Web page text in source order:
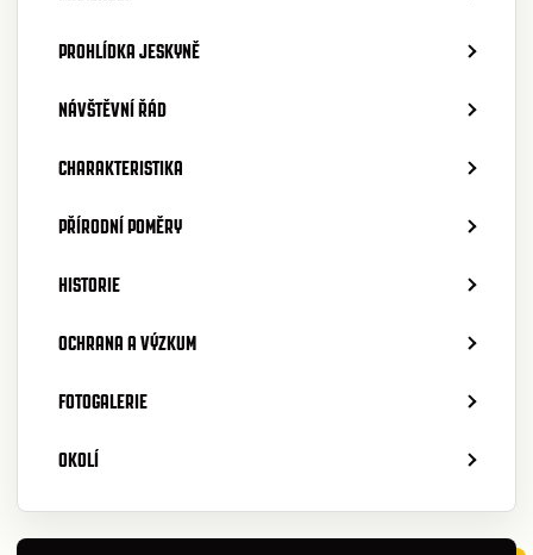
PROHLÍDKA JESKYNĚ
NÁVŠTĚVNÍ ŘÁD
CHARAKTERISTIKA
PŘÍRODNÍ POMĚRY
HISTORIE
OCHRANA A VÝZKUM
FOTOGALERIE
OKOLÍ